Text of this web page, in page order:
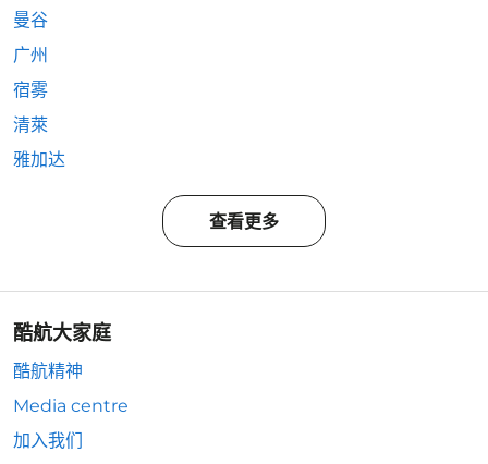
曼谷
广州
宿雾
清萊
雅加达
查看更多
酷航大家庭
酷航精神
Media centre
加入我们